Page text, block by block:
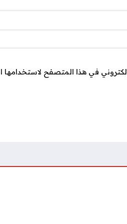
في هذا المتصفح لاستخدامها